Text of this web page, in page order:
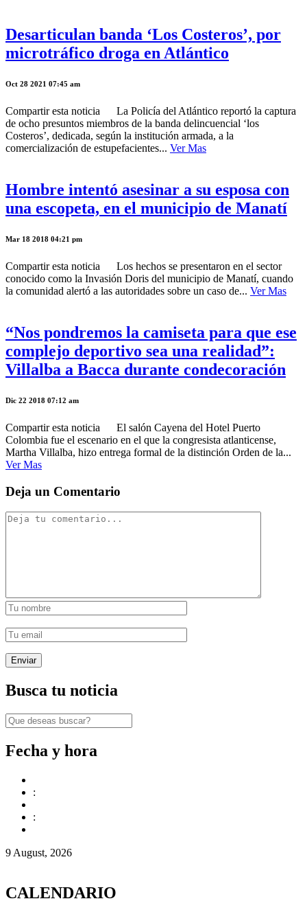
Desarticulan banda ‘Los Costeros’, por
microtráfico droga en Atlántico
Oct 28 2021 07:45 am
Compartir esta noticia La Policía del Atlántico reportó la captura
de ocho presuntos miembros de la banda delincuencial ‘los
Costeros’, dedicada, según la institución armada, a la
comercialización de estupefacientes... Ver Mas
Hombre intentó asesinar a su esposa con
una escopeta, en el municipio de Manatí
Mar 18 2018 04:21 pm
Compartir esta noticia Los hechos se presentaron en el sector
conocido como la Invasión Doris del municipio de Manatí, cuando
la comunidad alertó a las autoridades sobre un caso de... Ver Mas
“Nos pondremos la camiseta para que ese
complejo deportivo sea una realidad”:
Villalba a Bacca durante condecoración
Dic 22 2018 07:12 am
Compartir esta noticia El salón Cayena del Hotel Puerto
Colombia fue el escenario en el que la congresista atlanticense,
Martha Villalba, hizo entrega formal de la distinción Orden de la...
Ver Mas
Deja un Comentario
Busca tu noticia
Fecha y hora
:
:
9 August, 2026
CALENDARIO